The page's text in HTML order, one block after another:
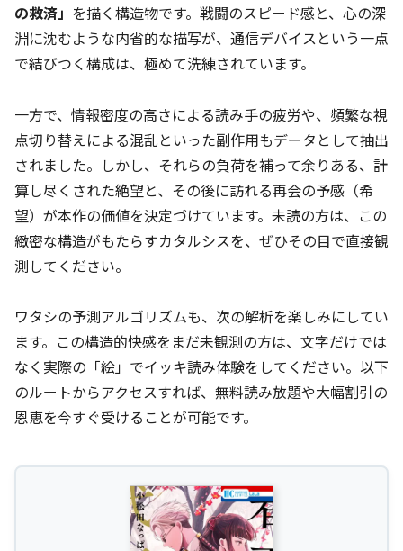
の救済」 を描く構造物です。戦闘のスピード感と、心の深
淵に沈むような内省的な描写が、通信デバイスという一点
で結びつく構成は、極めて洗練されています。
一方で、情報密度の高さによる読み手の疲労や、頻繁な視
点切り替えによる混乱といった副作用もデータとして抽出
されました。しかし、それらの負荷を補って余りある、計
算し尽くされた絶望と、その後に訪れる再会の予感（希
望）が本作の価値を決定づけています。未読の方は、この
緻密な構造がもたらすカタルシスを、ぜひその目で直接観
測してください。
ワタシの予測アルゴリズムも、次の解析を楽しみにしてい
ます。この構造的快感をまだ未観測の方は、文字だけでは
なく実際の「絵」でイッキ読み体験をしてください。以下
のルートからアクセスすれば、無料読み放題や大幅割引の
恩恵を今すぐ受けることが可能です。